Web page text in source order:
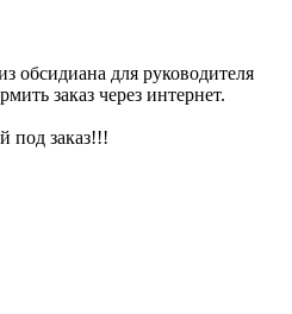
обсидиана для руководителя
заказ через интернет.
под заказ!!!